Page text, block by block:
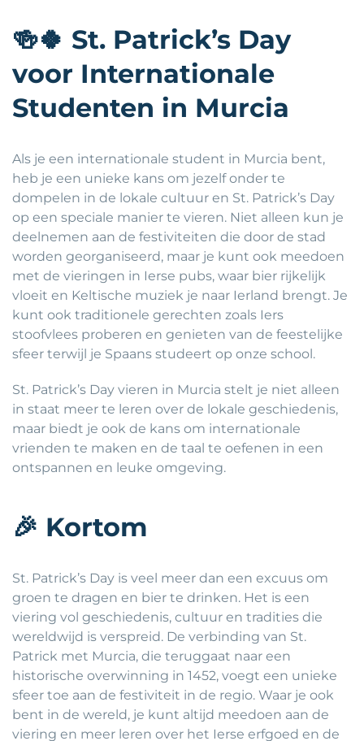
🍻🍀 St. Patrick’s Day
voor Internationale
Studenten in Murcia
Als je een internationale student in Murcia bent,
heb je een unieke kans om jezelf onder te
dompelen in de lokale cultuur en St. Patrick’s Day
op een speciale manier te vieren. Niet alleen kun je
deelnemen aan de festiviteiten die door de stad
worden georganiseerd, maar je kunt ook meedoen
met de vieringen in Ierse pubs, waar bier rijkelijk
vloeit en Keltische muziek je naar Ierland brengt. Je
kunt ook traditionele gerechten zoals Iers
stoofvlees proberen en genieten van de feestelijke
sfeer terwijl je Spaans studeert op onze school.
St. Patrick’s Day vieren in Murcia stelt je niet alleen
in staat meer te leren over de lokale geschiedenis,
maar biedt je ook de kans om internationale
vrienden te maken en de taal te oefenen in een
ontspannen en leuke omgeving.
🎉 Kortom
St. Patrick’s Day is veel meer dan een excuus om
groen te dragen en bier te drinken. Het is een
viering vol geschiedenis, cultuur en tradities die
wereldwijd is verspreid. De verbinding van St.
Patrick met Murcia, die teruggaat naar een
historische overwinning in 1452, voegt een unieke
sfeer toe aan de festiviteit in de regio. Waar je ook
bent in de wereld, je kunt altijd meedoen aan de
viering en meer leren over het Ierse erfgoed en de